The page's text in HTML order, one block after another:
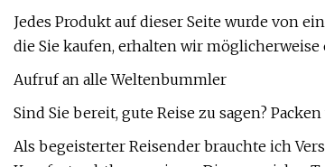
Jedes Produkt auf dieser Seite wurde von
die Sie kaufen, erhalten wir möglicherweise
Aufruf an alle Weltenbummler
Sind Sie bereit, gute Reise zu sagen?
Als begeisterter Reisender brauchte ich